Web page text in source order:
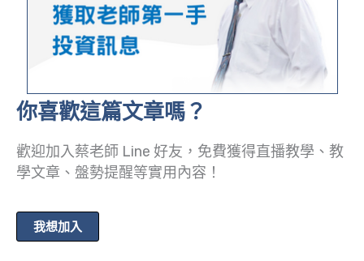
你喜歡這篇文章嗎？
歡迎加入蔡老師 Line 好友，免費獲得直播教學、教
學文章、盤勢提醒等實用內容！
我想加入